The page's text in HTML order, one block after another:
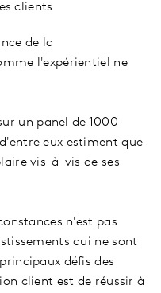
clients
de la
l'expérientiel ne
un panel de 1000
eux estiment que
vis-à-vis de ses
n'est pas
qui ne sont
défis des
client est de réussir à